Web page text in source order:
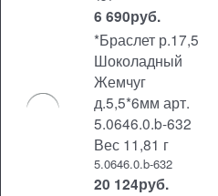
6 690руб.
*Браслет р.17,5
Шоколадный
Жемчуг
д.5,5*6мм арт.
5.0646.0.b-632
Вес 11,81 г
5.0646.0.b-632
20 124руб.